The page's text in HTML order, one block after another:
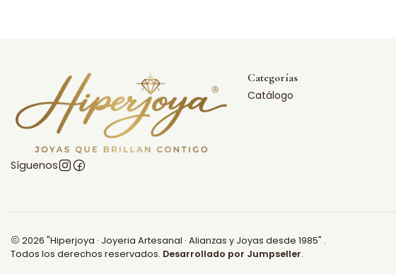
Síguenos
Categorías
Catálogo
2026 "Hiperjoya · Joyeria Artesanal · Alianzas y Joyas desde 1985" .
Todos los derechos reservados. Desarrollado por Jumpseller.